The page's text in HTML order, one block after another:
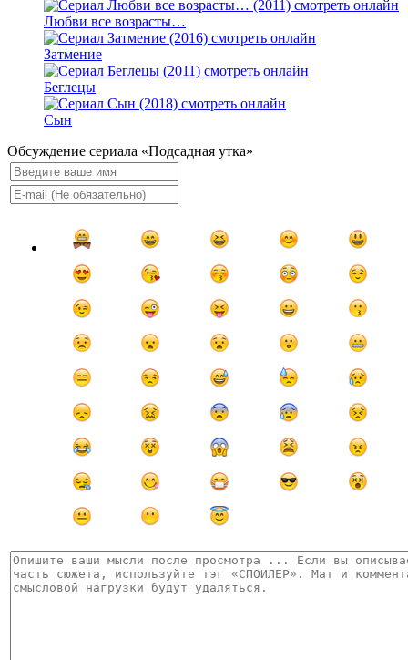
Любви все возрасты…
Затмение
Беглецы
Сын
Обсуждение сериала «Подсадная утка»